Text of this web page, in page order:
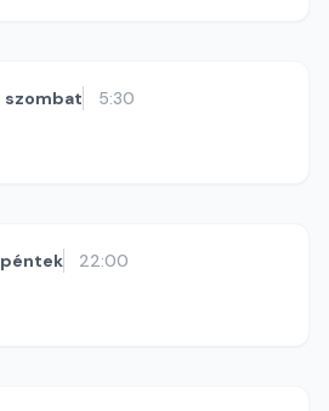
szombat 5:30
péntek 22:00